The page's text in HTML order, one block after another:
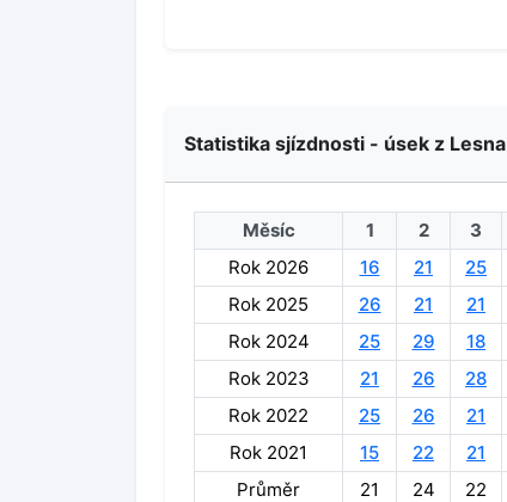
Statistika sjízdnosti - úsek z Lesna
Měsíc 1 2 3
Rok 2026
16 21 25
Rok 2025
26 21 21
Rok 2024
25 29 18
Rok 2023
21 26 28
Rok 2022
25 26 21
Rok 2021
15 22 21
Průměr
21 24 22